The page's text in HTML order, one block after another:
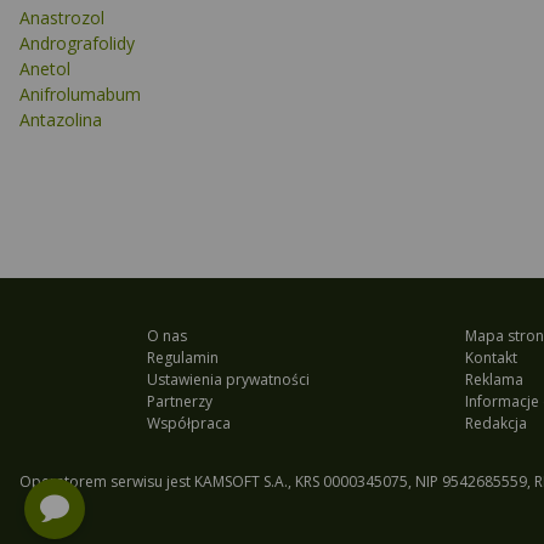
Anastrozol
Andrografolidy
Anetol
Anifrolumabum
Antazolina
O nas
Regulamin
Ustawienia prywatności
Partnerzy
Współpraca
Mapa
Kontakt
Reklama
Informacje
Redakcja
Operatorem serwisu jest KAMSOFT S.A., KRS 0000345075, NIP